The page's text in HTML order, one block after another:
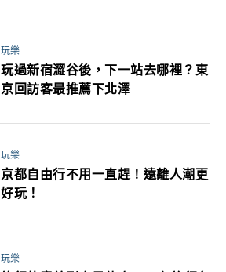
玩樂
玩過新宿澀谷後，下一站去哪裡？東
京回訪客最推薦下北澤
玩樂
京都自由行不用一直趕！遠離人潮更
好玩！
玩樂